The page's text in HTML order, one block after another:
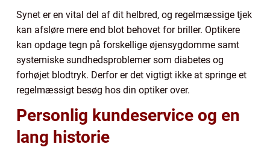
Synet er en vital del af dit helbred, og regelmæssige tjek
kan afsløre mere end blot behovet for briller. Optikere
kan opdage tegn på forskellige øjensygdomme samt
systemiske sundhedsproblemer som diabetes og
forhøjet blodtryk. Derfor er det vigtigt ikke at springe et
regelmæssigt besøg hos din optiker over.
Personlig kundeservice og en
lang historie